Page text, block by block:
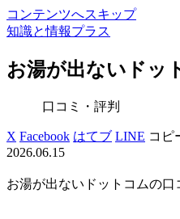
コンテンツへスキップ
知識と情報プラス
お湯が出ないドッ
口コミ・評判
X Facebook はてブ LINE コピ
2026.06.15
お湯が出ないドットコムの口